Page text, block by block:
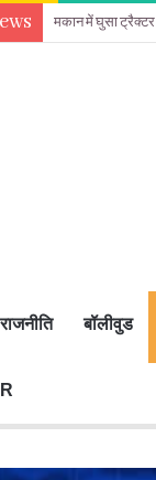
मकान में घुसा ट्रैक्टर
राजनीति बॉलीवुड